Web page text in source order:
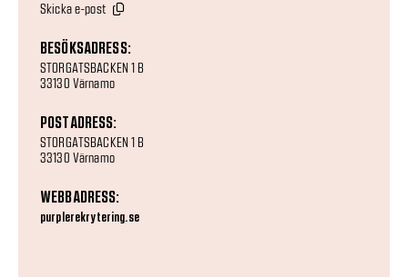
Skicka e-post
BESÖKSADRESS:
STORGATSBACKEN 1 B
33130 Värnamo
POSTADRESS:
STORGATSBACKEN 1 B
33130 Värnamo
WEBBADRESS:
purplerekrytering.se